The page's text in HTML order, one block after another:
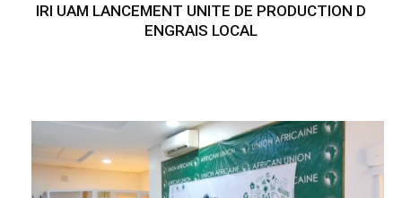
IRI UAM LANCEMENT UNITE DE PRODUCTION D
ENGRAIS LOCAL